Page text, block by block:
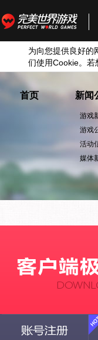
为向您提供良好的
们使用Cookie。若
首页 新闻
游戏
游戏
活动
媒体